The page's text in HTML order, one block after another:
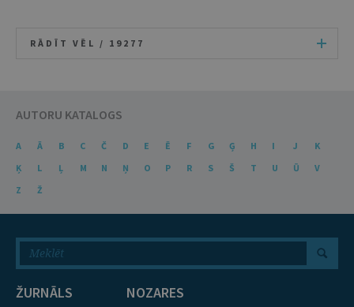
RĀDĪT VĒL / 19277
AUTORU KATALOGS
A Ā B C Č D E Ē F G Ģ H I J
K
Ķ
L Ļ M N Ņ O P R S Š T U Ū
V
Z
Ž
ŽURNĀLS NOZARES